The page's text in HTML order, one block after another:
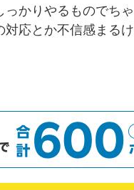
かりやるものでち
応とか不信感まる